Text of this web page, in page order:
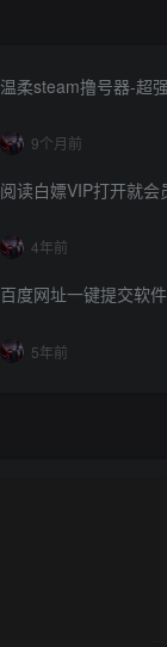
温柔steam撸号器-超
9个月前
阅读白嫖VIP打开就会
4年前
百度网址一键提交软
5年前